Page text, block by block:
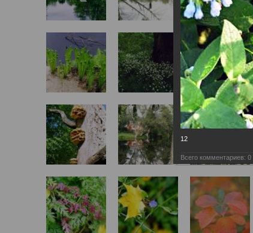
12
Всего комментариев: 0